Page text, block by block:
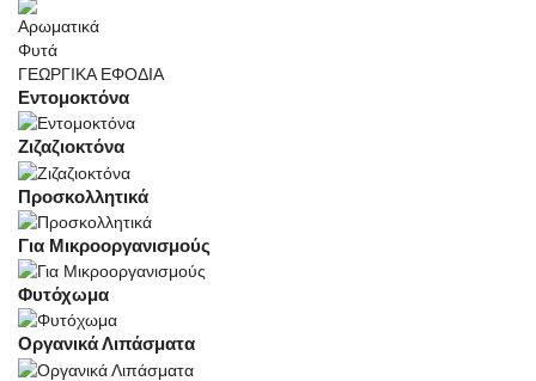
ΓΕΩΡΓΙΚΑ ΕΦΟΔΙΑ
Εντομοκτόνα
Ζιζαζιοκτόνα
Προσκολλητικά
Για Μικροοργανισμούς
Φυτόχωμα
Οργανικά Λιπάσματα